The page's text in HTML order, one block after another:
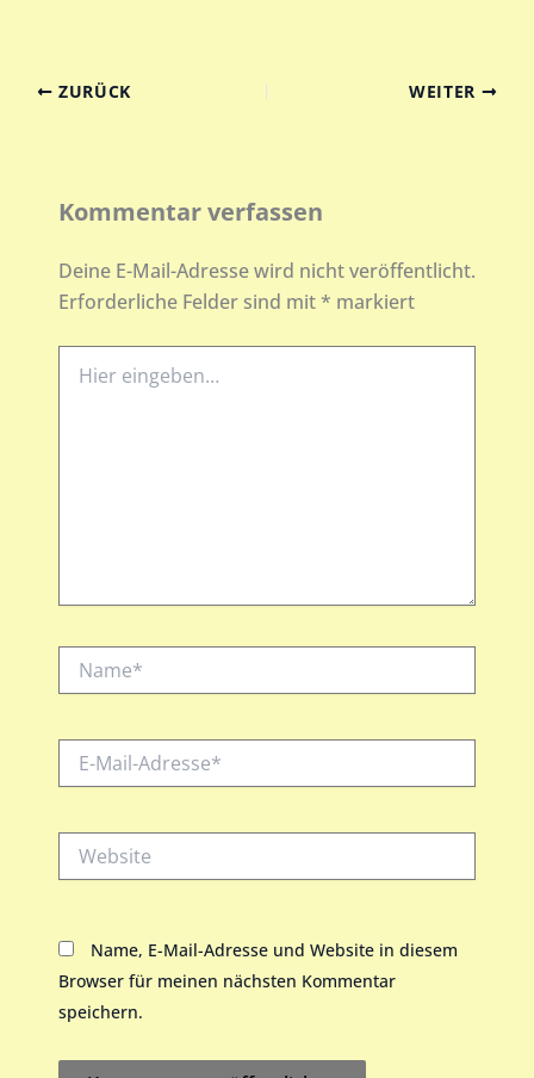
ZURÜCK WEITER
Kommentar verfassen
Deine E-Mail-Adresse wird nicht veröffentlicht.
Erforderliche Felder sind mit * markiert
eingeben…
Mail-
Website
Name, E-Mail-Adresse und Website in diesem
Browser für meinen nächsten Kommentar
speichern.